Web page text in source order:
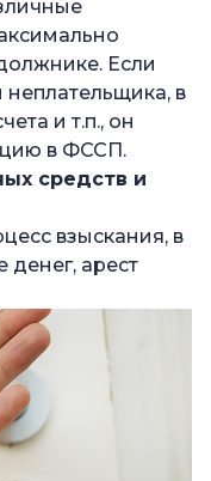
Если
в
и т.п., он
в ФССП.
средств и
взыскания, в
денег, арест